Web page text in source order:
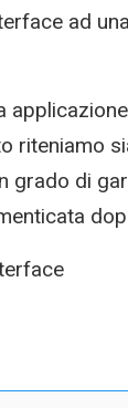
ad
riteniamo
grado di